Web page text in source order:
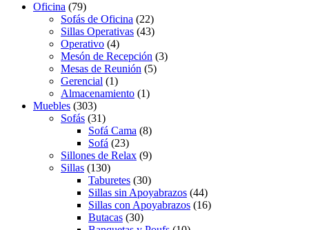
Oficina (79)
Sofás de Oficina (22)
Sillas Operativas (43)
Operativo (4)
Mesón de Recepción (3)
Mesas de Reunión (5)
Gerencial (1)
Almacenamiento (1)
Muebles (303)
Sofás (31)
Sofá Cama (8)
Sofá (23)
Sillones de Relax (9)
Sillas (130)
Taburetes (30)
Sillas sin Apoyabrazos (44)
Sillas con Apoyabrazos (16)
Butacas (30)